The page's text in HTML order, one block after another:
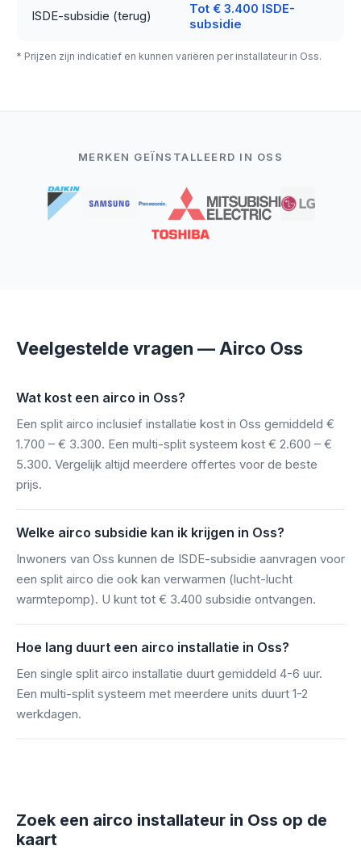
ISDE-subsidie (terug)
Tot € 3.400 ISDE-
subsidie
* Prijzen zijn indicatief en kunnen variëren per installateur in Oss.
MERKEN GEÏNSTALLEERD IN OSS
Veelgestelde vragen — Airco Oss
Wat kost een airco in Oss?
Een split airco inclusief installatie kost in Oss gemiddeld €
1.700 – € 3.300. Een multi-split systeem kost € 2.600 – €
5.300. Vergelijk altijd meerdere offertes voor de beste
prijs.
Welke airco subsidie kan ik krijgen in Oss?
Inwoners van Oss kunnen de ISDE-subsidie aanvragen voor
een split airco die ook kan verwarmen (lucht-lucht
warmtepomp). U kunt tot € 3.400 subsidie ontvangen.
Hoe lang duurt een airco installatie in Oss?
Een single split airco installatie duurt gemiddeld 4-6 uur.
Een multi-split systeem met meerdere units duurt 1-2
werkdagen.
Zoek een airco installateur in Oss op de
kaart